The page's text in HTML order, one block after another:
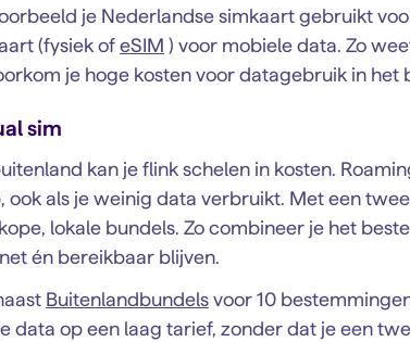
je Nederlandse simkaart gebruikt
(fysiek of eSIM ) voor mobiele data. Zo
je hoge kosten voor datagebruik in het
sim
kan je flink schelen in kosten.
ook als je weinig data verbruikt. Met een
lokale bundels. Zo combineer je het
én bereikbaar blijven.
Buitenlandbundels voor 10
data op een laag tarief, zonder dat je een